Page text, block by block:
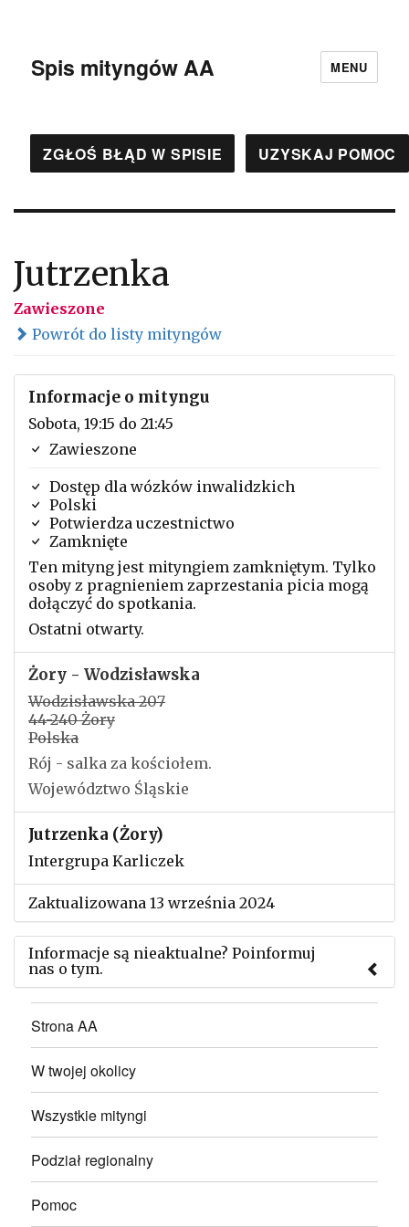
Spis mityngów AA MENU
ZGŁOŚ BŁĄD W SPISIE UZYSKAJ POMOC
Jutrzenka
Zawieszone
Powrót do listy mityngów
Informacje o mityngu
Sobota, 19:15 do 21:45
Zawieszone
Dostęp dla wózków inwalidzkich
Polski
Potwierdza uczestnictwo
Zamknięte
Ten mityng jest mityngiem zamkniętym. Tylko
osoby z pragnieniem zaprzestania picia mogą
dołączyć do spotkania.
Ostatni otwarty.
Żory - Wodzisławska
Wodzisławska 207
44-240 Żory
Polska
Rój - salka za kościołem.
Województwo Śląskie
Jutrzenka (Żory)
Intergrupa Karliczek
Zaktualizowana 13 września 2024
Informacje są nieaktualne? Poinformuj
nas o tym.
Użyj tego formularza aby przesłać informację o
zmianach w powyższym mityngu.
Strona AA
W twojej okolicy
Wszystkie mityngi
Podział regionalny
Pomoc